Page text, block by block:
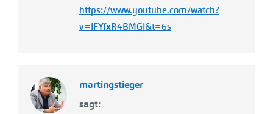
https://www.youtube.com/watch?
v=IFYfxR4BMGI&t=6s
martingstieger
sagt: